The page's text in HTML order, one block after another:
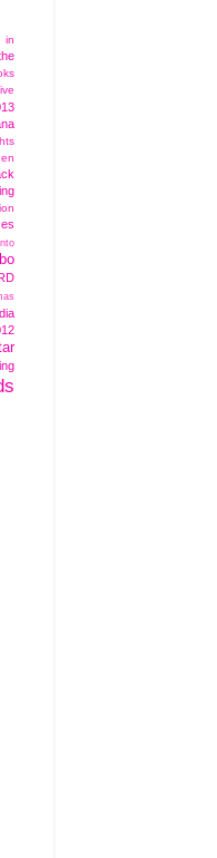
in